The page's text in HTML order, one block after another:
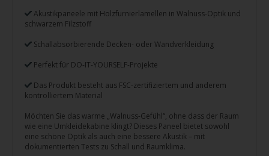
Akustikpaneele mit Holzfurnierlamellen in Walnuss-Optik und
schwarzem Filzstoff
Schallabsorbierende Decken- oder Wandverkleidung
Perfekt für DO-IT-YOURSELF-Projekte
Das Produkt besteht aus FSC-zertifiziertem und anderem
kontrolliertem Material
Möchten Sie das warme „Walnuss-Gefühl“, ohne dass der Raum
wie eine Umkleidekabine klingt? Dieses Paneel bietet sowohl
eine schöne Optik als auch eine bessere Akustik – mit
dokumentierten Tests zu Schall und Raumklima.